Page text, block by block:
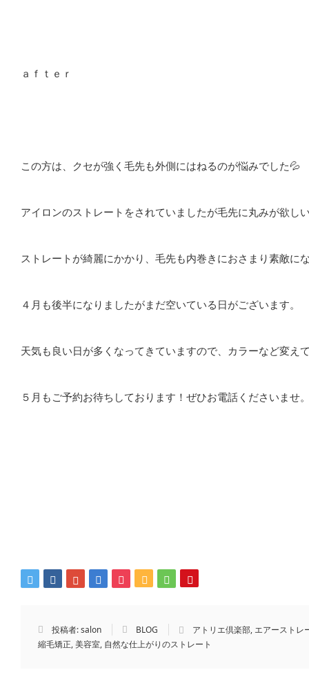
ａｆｔｅｒ
この方は、クセが強く毛先も外側にはねるのが悩みでした💦
アイロンのストレートをされていましたが毛先に丸みが欲し
ストレートが綺麗にかかり、毛先も内巻きにおさまり素敵に
４月も後半になりましたがまだ空いている日がございます。
天気も良い日が多くなってきていますので、カラーなど変え
５月もご予約お待ちしております！ぜひお電話くださいませ
投稿者:salon BLOG アトリエ倶楽部, エアーストレ
縮毛矯正,美容室, 自然な仕上がりのストレート